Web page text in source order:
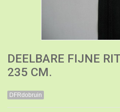
DEELBARE FIJNE
235 CM.
DFRdobruin